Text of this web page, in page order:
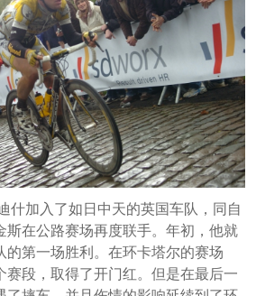
什加入了如日中天的英国车队，同自
斯在公路赛场再度联手。年初，他就
的第一场胜利。在环卡塔尔的赛场
赛段，取得了开门红。但是在最后一